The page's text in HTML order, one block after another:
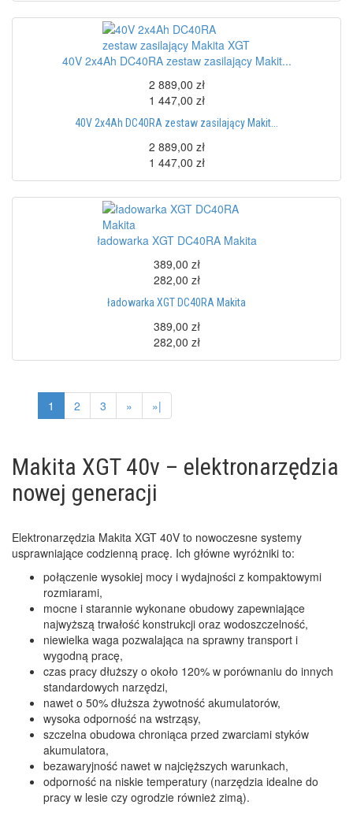
40V 2x4Ah DC40RA zestaw zasilający Makit...
2 889,00 zł
1 447,00 zł
40V 2x4Ah DC40RA zestaw zasilający Makit...
2 889,00 zł
1 447,00 zł
ładowarka XGT DC40RA Makita
389,00 zł
282,00 zł
ładowarka XGT DC40RA Makita
389,00 zł
282,00 zł
1 2 3 » »|
Makita XGT 40v – elektronarzędzia
nowej generacji
Elektronarzędzia Makita XGT 40V to nowoczesne systemy
usprawniające codzienną pracę. Ich główne wyróżniki to:
połączenie wysokiej mocy i wydajności z kompaktowymi
rozmiarami,
mocne i starannie wykonane obudowy zapewniające
najwyższą trwałość konstrukcji oraz wodoszczelność,
niewielka waga pozwalająca na sprawny transport i
wygodną pracę,
czas pracy dłuższy o około 120% w porównaniu do innych
standardowych narzędzi,
nawet o 50% dłuższa żywotność akumulatorów,
wysoka odporność na wstrząsy,
szczelna obudowa chroniąca przed zwarciami styków
akumulatora,
bezawaryjność nawet w najcięższych warunkach,
odporność na niskie temperatury (narzędzia idealne do
pracy w lesie czy ogrodzie również zimą).